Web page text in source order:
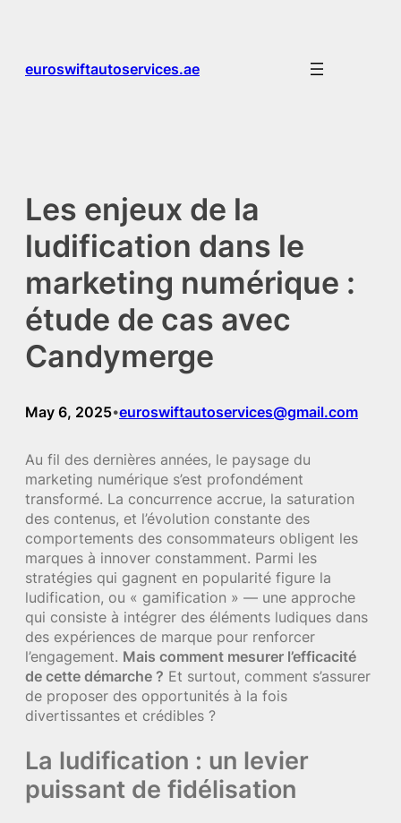
euroswiftautoservices.ae
Les enjeux de la
ludification dans le
marketing numérique :
étude de cas avec
Candymerge
May 6, 2025•euroswiftautoservices@gmail.com
Au fil des dernières années, le paysage du
marketing numérique s’est profondément
transformé. La concurrence accrue, la saturation
des contenus, et l’évolution constante des
comportements des consommateurs obligent les
marques à innover constamment. Parmi les
stratégies qui gagnent en popularité figure la
ludification, ou « gamification » — une approche
qui consiste à intégrer des éléments ludiques dans
des expériences de marque pour renforcer
l’engagement. Mais comment mesurer l’efficacité
de cette démarche ? Et surtout, comment s’assurer
de proposer des opportunités à la fois
divertissantes et crédibles ?
La ludification : un levier
puissant de fidélisation